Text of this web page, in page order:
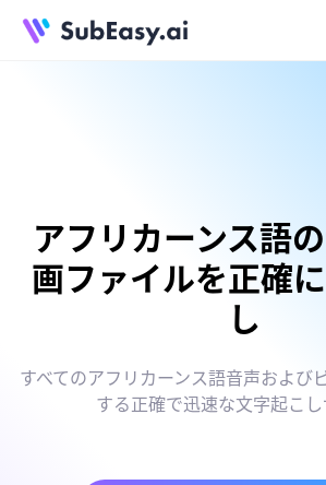
アフリカーンス語
画ファイルを正確
し
すべてのアフリカーンス語音声および
する正確で迅速な文字起こ